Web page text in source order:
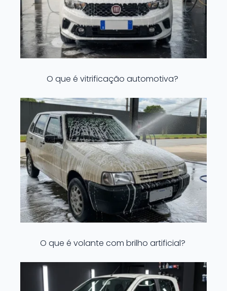
O que é vitrificação automotiva?
O que é volante com brilho artificial?